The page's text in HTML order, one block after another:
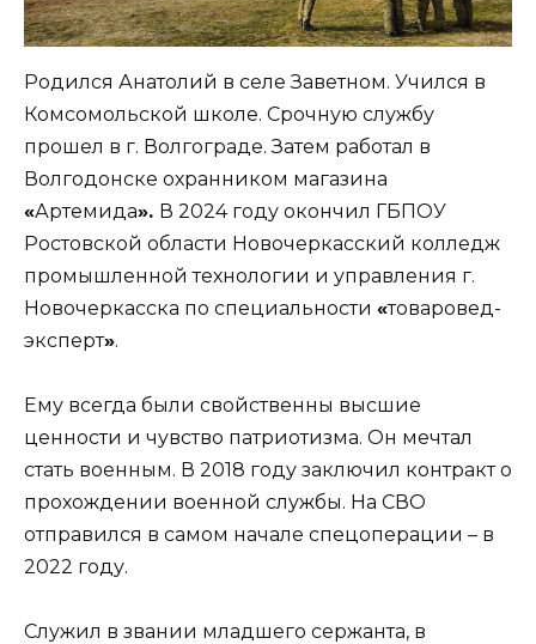
Родился Анатолий в селе Заветном. Учился в
Комсомольской школе. Срочную службу
прошел в г. Волгограде. Затем работал в
Волгодонске охранником магазина
«Артемида». В 2024 году окончил ГБПОУ
Ростовской области Новочеркасский колледж
промышленной технологии и управления г.
Новочеркасска по специальности «товаровед-
эксперт».
Ему всегда были свойственны высшие
ценности и чувство патриотизма. Он мечтал
стать военным. В 2018 году заключил контракт о
прохождении военной службы. На СВО
отправился в самом начале спецоперации – в
2022 году.
Служил в звании младшего сержанта, в